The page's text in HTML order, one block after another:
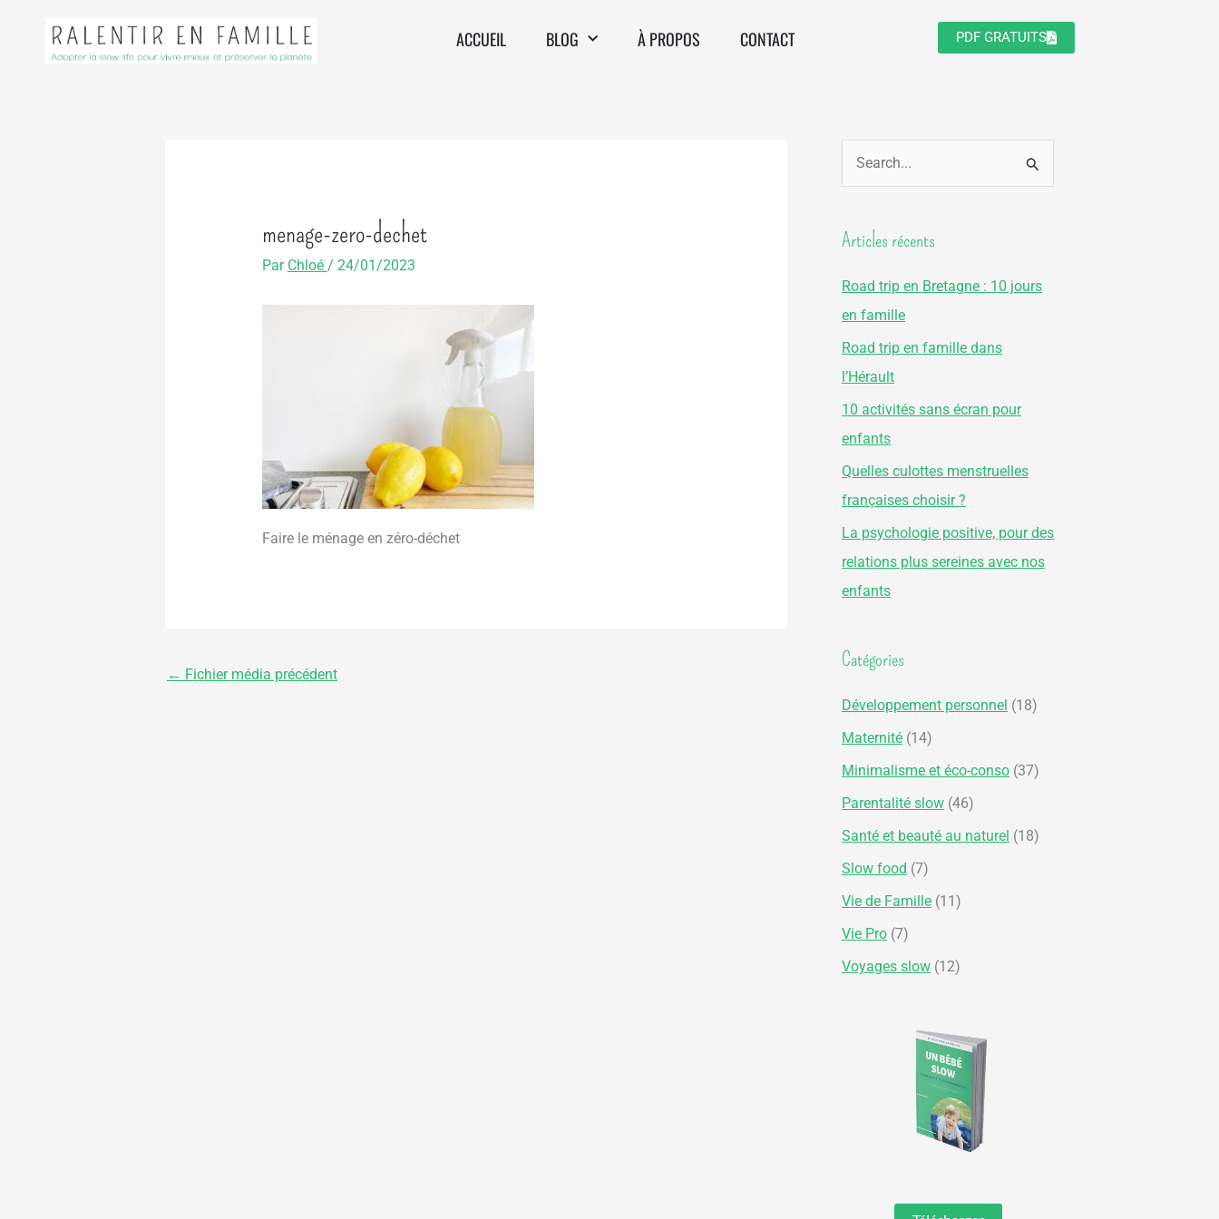
ACCUEIL BLOG À PROPOS CONTACT PDF GRATUITS
menage-zero-dechet
Par Chloé / 24/01/2023
Faire le ménage en zéro-déchet
← Fichier média précédent
e
r
c
h
e
Articles récents
Road trip en Bretagne : 10 jours
en famille
Road trip en famille dans
l’Hérault
10 activités sans écran pour
enfants
Quelles culottes menstruelles
françaises choisir ?
La psychologie positive, pour des
relations plus sereines avec nos
enfants
Catégories
Développement personnel (18)
Maternité (14)
Minimalisme et éco-conso (37)
Parentalité slow (46)
Santé et beauté au naturel (18)
Slow food (7)
Vie de Famille (11)
Vie Pro (7)
Voyages slow (12)